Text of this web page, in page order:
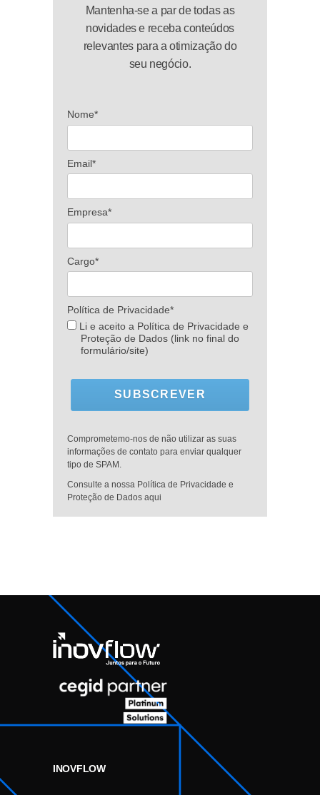
Mantenha-se a par de todas as
novidades e receba conteúdos
relevantes para a otimização do
seu negócio.
Nome*
Email*
Empresa*
Cargo*
Política de Privacidade*
Li e aceito a Política de Privacidade e
Proteção de Dados (link no final do
formulário/site)
SUBSCREVER
Comprometemo-nos de não utilizar as suas
informações de contato para enviar qualquer
tipo de SPAM.
Consulte a nossa Política de Privacidade e
Proteção de Dados aqui
INOVFLOW